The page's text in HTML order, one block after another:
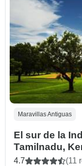
Maravillas Antiguas
El sur de la
Tamilnadu,
4.7 (11